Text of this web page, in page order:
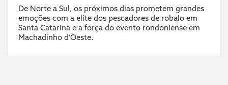
De Norte a Sul, os próximos dias prometem grandes
emoções com a elite dos pescadores de robalo em
Santa Catarina e a força do evento rondoniense em
Machadinho d’Oeste.